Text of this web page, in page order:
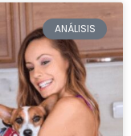
ANÁLISIS